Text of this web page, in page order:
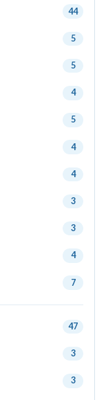
44
5
5
4
5
4
4
3
3
4
7
47
3
3